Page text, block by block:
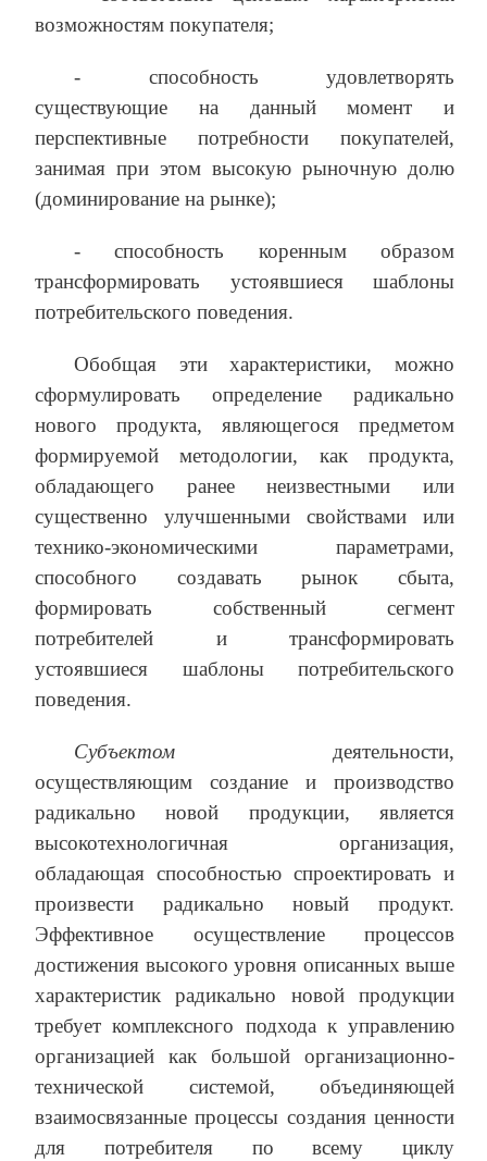
возможностям покупателя;
- способность удовлетворять
существующие на данный момент и
перспективные потребности покупателей,
занимая при этом высокую рыночную долю
(доминирование на рынке);
- способность коренным образом
трансформировать устоявшиеся шаблоны
потребительского поведения.
Обобщая эти характеристики, можно
сформулировать определение радикально
нового продукта, являющегося предметом
формируемой методологии, как продукта,
обладающего ранее неизвестными или
существенно улучшенными свойствами или
технико-экономическими параметрами,
способного создавать рынок сбыта,
формировать собственный сегмент
потребителей и трансформировать
устоявшиеся шаблоны потребительского
поведения.
Субъектом деятельности,
осуществляющим создание и производство
радикально новой продукции, является
высокотехнологичная организация,
обладающая способностью спроектировать и
произвести радикально новый продукт.
Эффективное осуществление процессов
достижения высокого уровня описанных выше
характеристик радикально новой продукции
требует комплексного подхода к управлению
организацией как большой организационно-
технической системой, объединяющей
взаимосвязанные процессы создания ценности
для потребителя по всему циклу